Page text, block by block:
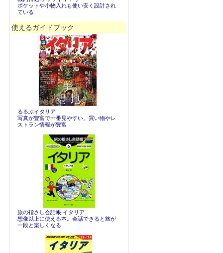
ポケットや小物入れも使い安く設計され
ている
使えるガイドブック
るるぶイタリア
写真が豊富で一番見やすい。買い物やレ
ストラン情報が豊富
旅の指さし会話帳 イタリア
想像以上に使える本。会話できると旅が
一段と楽しくなる